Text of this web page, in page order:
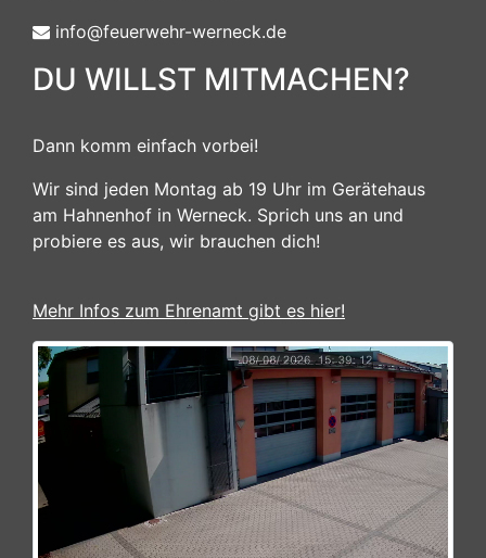
info@feuerwehr-werneck.de
DU WILLST MITMACHEN?
Dann komm einfach vorbei!
Wir sind jeden Montag ab 19 Uhr im Gerätehaus
am Hahnenhof in Werneck. Sprich uns an und
probiere es aus, wir brauchen dich!
Mehr Infos zum Ehrenamt gibt es hier!